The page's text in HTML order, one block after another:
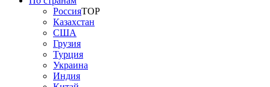
РоссияTOP
Казахстан
США
Грузия
Турция
Украина
Индия